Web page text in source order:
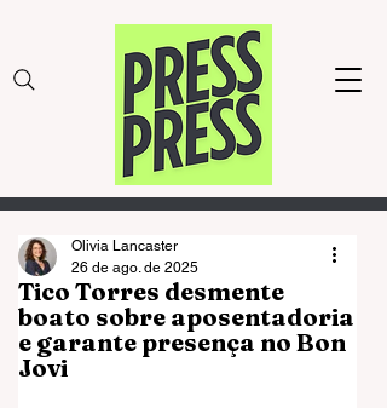
Tico Torres desmente
boato sobre aposentadoria
e garante presença no Bon
Jovi
Olivia Lancaster
26 de ago. de 2025